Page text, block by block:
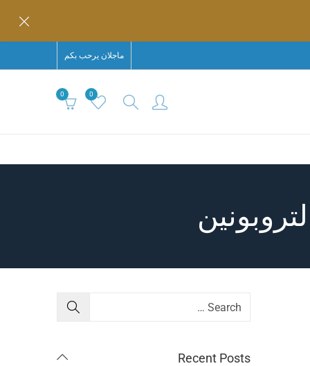
ماجلان يرحب بكم
0
0
Recent Posts